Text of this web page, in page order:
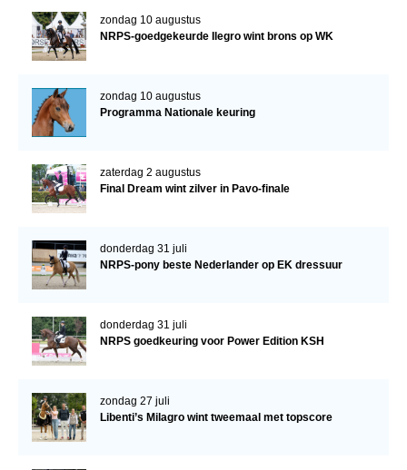
zondag 10 augustus
NRPS-goedgekeurde Ilegro wint brons op WK
zondag 10 augustus
Programma Nationale keuring
zaterdag 2 augustus
Final Dream wint zilver in Pavo-finale
donderdag 31 juli
NRPS-pony beste Nederlander op EK dressuur
donderdag 31 juli
NRPS goedkeuring voor Power Edition KSH
zondag 27 juli
Libenti’s Milagro wint tweemaal met topscore